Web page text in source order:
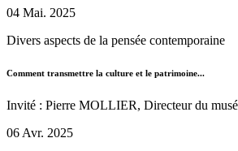
04 Mai. 2025
Divers aspects de la pensée contemporaine
Comment transmettre la culture et le patrimoine...
Invité : Pierre MOLLIER, Directeur du
06 Avr. 2025